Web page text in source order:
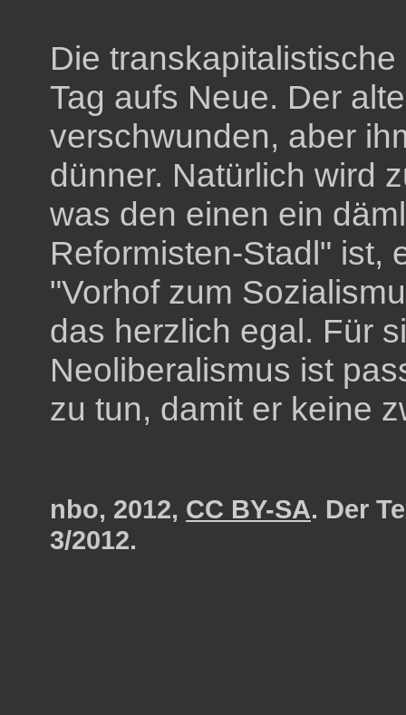
Die
Tag aufs Neue. Der
verschwunden, aber
dünner. Natürlich wird
was den einen ein
Reformisten-Stadl" ist,
"Vorhof zum
das herzlich egal. Für
Neoliberalismus ist
zu tun, damit er keine
nbo, 2012, CC BY-SA. Der
3/2012.